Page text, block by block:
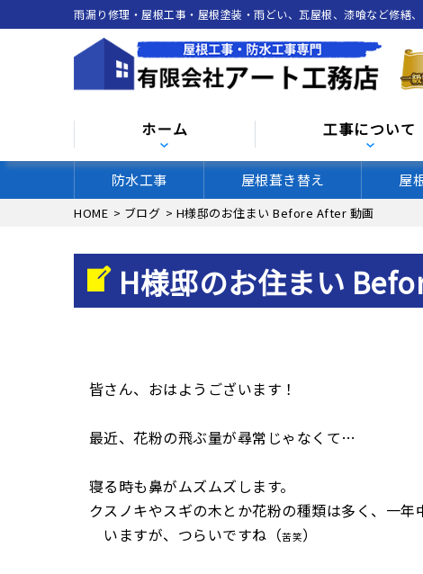
雨漏り修理・屋根工事・屋根塗装・雨どい、瓦屋根、漆喰など修
ホーム 工事について
防水工事 屋根葺き替え 屋
HOME > ブログ > H様邸のお住まい Before After 動画
H様邸のお住まい
皆さん、おはようございます！
最近、花粉の飛ぶ量が尋常じゃなくて…
寝る時も鼻がムズムズします。
クスノキやスギの木とか花粉の種類は多く、一年
いますが、つらいですね（苦笑）